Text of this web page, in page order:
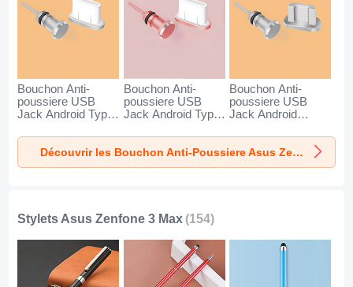
Bouchon Anti-
poussiere USB
Jack Android Type-
Asus Zenfone 3
Max Argent
Bouchon Anti-
poussiere USB
Jack Android Type-
Asus Zenfone 3
Max Or Rose
Bouchon Anti-
poussiere USB
Jack Android
Asus Zenfone 3
Max Argent Découvrir les Bouchon Anti-Poussiere Asus Zenfone 3 Max
Stylets Asus Zenfone 3 Max (154)